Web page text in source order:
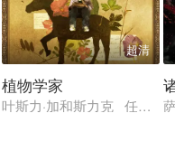
超清
植物学家
叶斯力·加和斯力克 任紫